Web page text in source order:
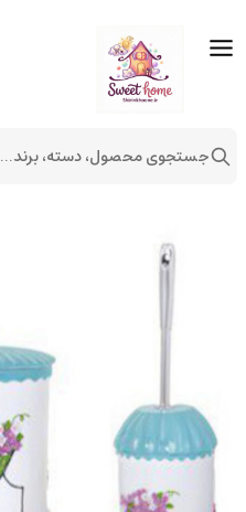
جستجوی محصول، دسته، برند...